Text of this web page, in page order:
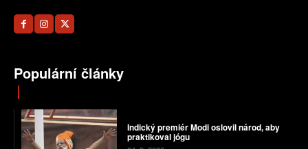
Populární články
Indický premiér Modi oslovil národ, aby
praktikoval jógu